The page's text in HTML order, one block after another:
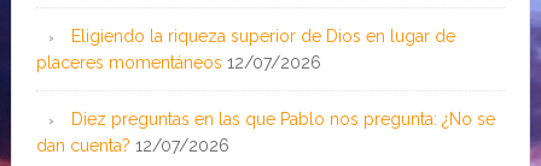
Eligiendo la riqueza superior de Dios en lugar de
placeres momentáneos 12/07/2026
Diez preguntas en las que Pablo nos pregunta: ¿No se
dan cuenta? 12/07/2026